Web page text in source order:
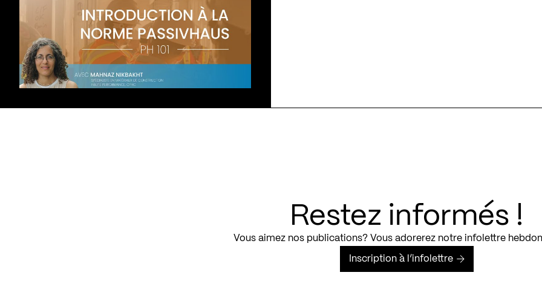
Restez informés !
Vous aimez nos publications? Vous adorerez notre infolettre
Inscription à l’infolettre